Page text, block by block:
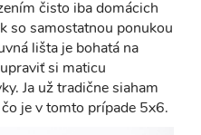
čisto iba domácich
so samostatnou ponukou
lišta je bohatá na
si maticu
Ja už tradične siaham
je v tomto prípade 5x6.